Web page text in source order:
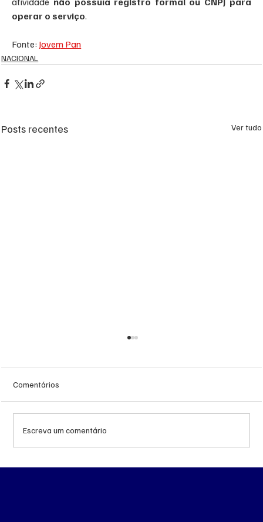
operar o serviço.
Fonte: Jovem Pan
NACIONAL
Posts recentes Ver tudo
Comentários
Escreva um comentário